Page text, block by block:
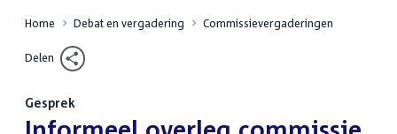
Home Debat en vergadering Commissievergaderingen
Delen
Gesprek
: